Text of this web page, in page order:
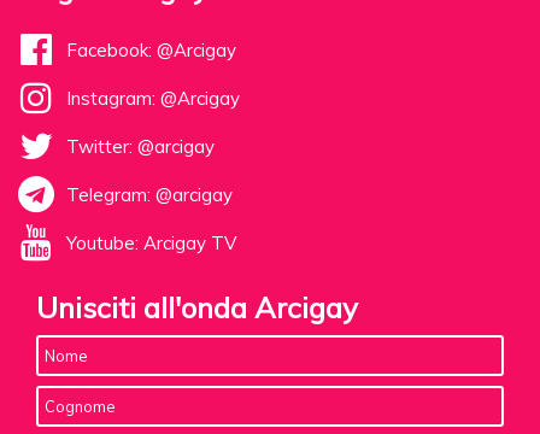
Facebook: @Arcigay
Instagram: @Arcigay
Twitter: @arcigay
Telegram: @arcigay
Youtube: Arcigay TV
Unisciti all'onda Arcigay